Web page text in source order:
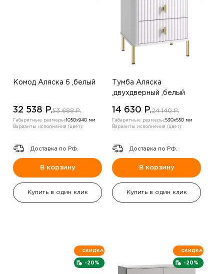
Комод Аляска 6 ,белый
32 538 P.53 688 P.
Габаритные размеры: 1050х940 мм
Варианты исполнения (цвет):
Доставка по РФ.
В корзину
Купить в один клик
Тумба Аляска
,двухдверный ,белый
14 630 P.24 140 P.
Габаритные размеры:530х550 мм
Варианты исполнения (цвет):
Доставка по РФ.
В корзину
Купить в один клик
-20%
СКИДКА
-20%
СКИДКА